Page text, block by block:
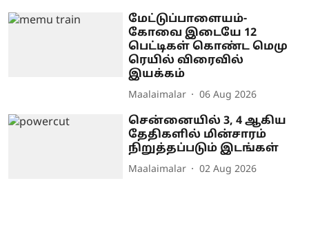
மேட்டுப்பாளையம்-
கோவை இடையே 12
பெட்டிகள் கொண்ட மெமு
ரெயில் விரைவில்
இயக்கம்
Maalaimalar 06 Aug 2026
சென்னையில் 3, 4 ஆகிய
தேதிகளில் மின்சாரம்
நிறுத்தப்படும் இடங்கள்
Maalaimalar 02 Aug 2026